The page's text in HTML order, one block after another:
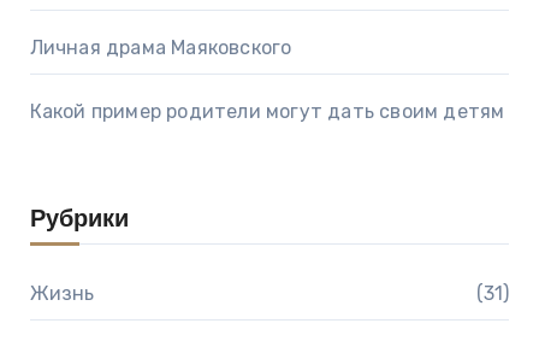
Личная драма Маяковского
Какой пример родители могут дать своим детям
Рубрики
Жизнь (31)